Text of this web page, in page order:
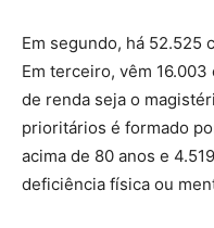
Em segundo, há 52.525
Em terceiro, vêm
de renda seja o
prioritários é formado
acima de 80 anos e
deficiência física ou